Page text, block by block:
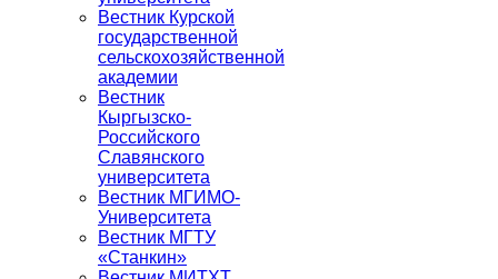
Вестник Курской
государственной
сельскохозяйственной
академии
Вестник
Кыргызско-
Российского
Славянского
университета
Вестник МГИМО-
Университета
Вестник МГТУ
«Станкин»